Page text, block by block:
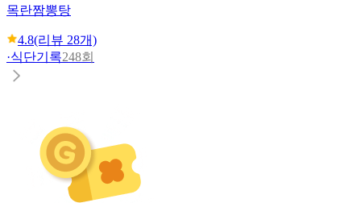
목란짬뽕탕
4.8(리뷰 28개)
·식단기록248회